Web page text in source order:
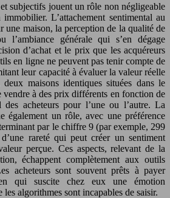
subjectifs jouent un rôle non négligeable
L’attachement sentimental au
maison, la perception de la qualité de
l’ambiance générale qui s’en dégage
d’achat et le prix que les acquéreurs
en ligne ne peuvent pas tenir compte de
leur capacité à évaluer la valeur réelle
maisons identiques situées dans le
vendre à des prix différents en fonction de
des acheteurs pour l’une ou l’autre. La
également un rôle, avec une préférence
par le chiffre 9 (par exemple, 299
rareté qui peut créer un sentiment
perçue. Ces aspects, relevant de la
échappent complètement aux outils
acheteurs sont souvent prêts à payer
qui suscite chez eux une émotion
algorithmes sont incapables de saisir.